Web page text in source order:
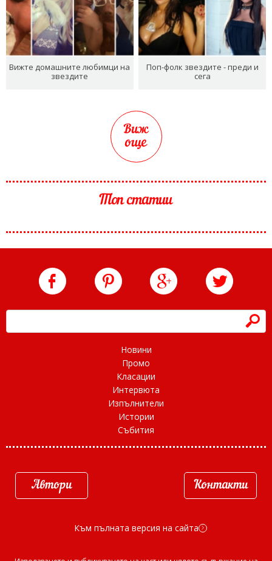
Вижте домашните любимци на
звездите
Поп-фолк звездите - преди и
сега
Виж
още
Топ статии
h
Новини
Промо
Класации
Интервюта
Изпълнители
Истории
Събития
Автори Контакти
Към пълната версия на сайта d